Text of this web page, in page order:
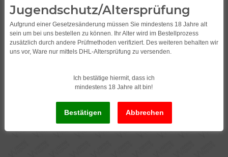
Jugendschutz/Altersprüfung
Aufgrund einer Gesetzesänderung müssen Sie mindestens 18 Jahre alt
sein um bei uns bestellen zu können. Ihr Alter wird im Bestellprozess
zusätzlich durch andere Prüfmethoden verifiziert. Des weiteren behalten wir
uns vor, Ware nur mittels DHL-Altersprüfung zu versenden.
Ich bestätige hiermit, dass ich
mindestens 18 Jahre alt bin!